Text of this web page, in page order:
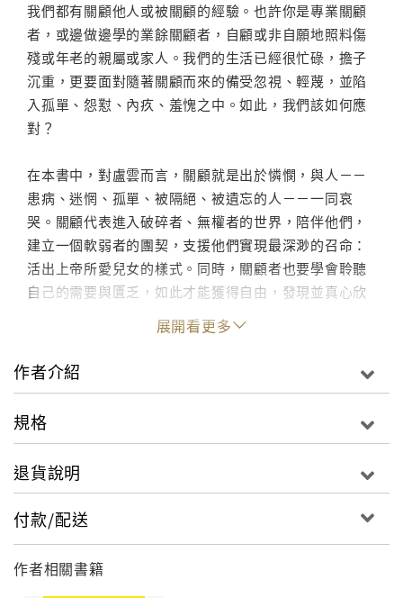
我們都有關顧他人或被關顧的經驗。也許你是專業關顧
者，或邊做邊學的業餘關顧者，自顧或非自願地照料傷
殘或年老的親屬或家人。我們的生活已經很忙碌，擔子
沉重，更要面對隨著關顧而來的備受忽視、輕蔑，並陷
入孤單、怨懟、內疚、羞愧之中。如此，我們該如何應
對？
在本書中，對盧雲而言，關顧就是出於憐憫，與人－－
患病、迷惘、孤單、被隔絕、被遺忘的人－－一同哀
哭。關顧代表進入破碎者、無權者的世界，陪伴他們，
建立一個軟弱者的團契，支援他們實現最深渺的召命：
活出上帝所愛兒女的樣式。同時，關顧者也要學會聆聽
自己的需要與匱乏，如此才能獲得自由，發現並真心欣
賞被關顧者的美。這樣一來，就算最單調且重覆的關顧
差事，也可以變為成長的助力。
關顧的理想狀態，是關顧者被關顧者之間，可以建立彼
享，我們能慢慢學會踐行關顧職事。
展開看更多
作者介紹
規格
退貨說明
付款/配送
作者相關書籍